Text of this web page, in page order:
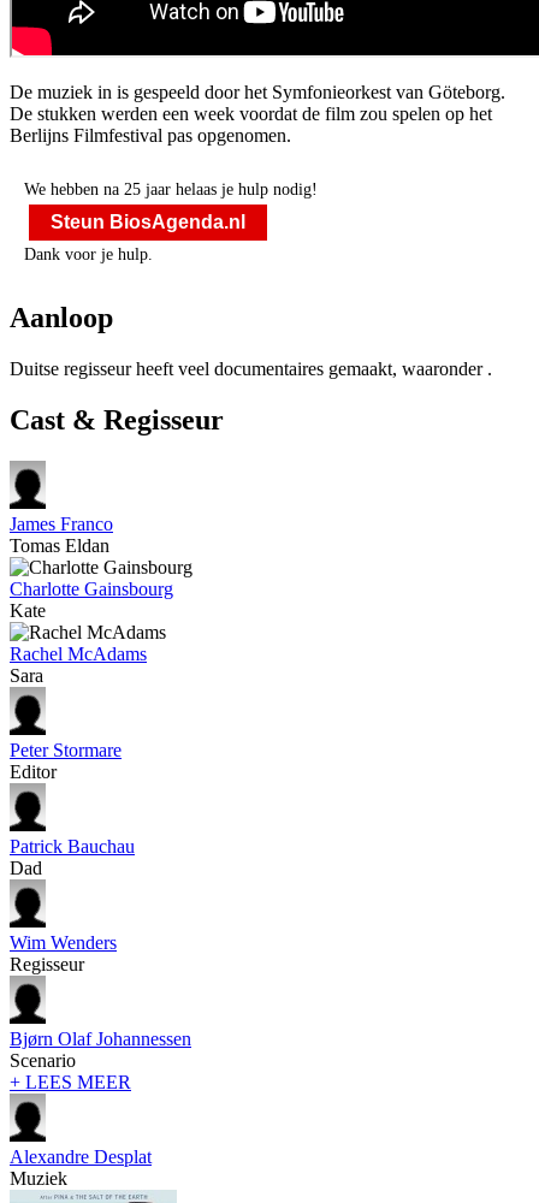
De muziek in is gespeeld door het Symfonieorkest van Göteborg.
De stukken werden een week voordat de film zou spelen op het
Berlijns Filmfestival pas opgenomen.
We hebben na 25 jaar helaas je hulp nodig!
Steun BiosAgenda.nl
Dank voor je hulp.
Aanloop
Duitse regisseurheeft veel documentaires gemaakt, waaronder .
Cast & Regisseur
James Franco
Tomas Eldan
Charlotte Gainsbourg
Kate
Rachel McAdams
Sara
Peter Stormare
Editor
Patrick Bauchau
Dad
Wim Wenders
Regisseur
Bjørn Olaf Johannessen
Scenario
+ LEES MEER
Alexandre Desplat
Muziek